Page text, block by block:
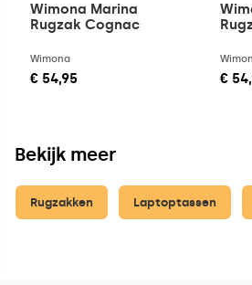
Wimona Marina
Rugzak Cognac
Wimona
€ 54,95 €
Bekijk meer
Rugzakken Laptoptassen